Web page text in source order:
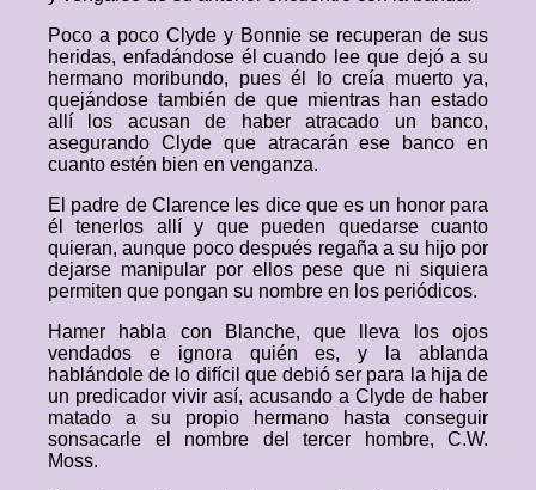
Poco a poco Clyde y Bonnie se recuperan de sus
heridas, enfadándose él cuando lee que dejó a su
hermano moribundo, pues él lo creía muerto ya,
quejándose también de que mientras han estado
allí los acusan de haber atracado un banco,
asegurando Clyde que atracarán ese banco en
cuanto estén bien en venganza.
El padre de Clarence les dice que es un honor para
él tenerlos allí y que pueden quedarse cuanto
quieran, aunque poco después regaña a su hijo por
dejarse manipular por ellos pese que ni siquiera
permiten que pongan su nombre en los periódicos.
Hamer habla con Blanche, que lleva los ojos
vendados e ignora quién es, y la ablanda
hablándole de lo difícil que debió ser para la hija de
un predicador vivir así, acusando a Clyde de haber
matado a su propio hermano hasta conseguir
sonsacarle el nombre del tercer hombre, C.W.
Moss.